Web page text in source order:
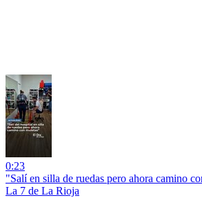
0:23
"Salí en silla de ruedas pero ahora camino
La 7 de La Rioja